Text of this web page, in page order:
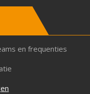
en frequenties